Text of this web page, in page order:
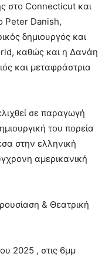
στο Connecticut και
Peter Danish,
δημιουργός και
καθώς και η Δανάη
και μεταφράστρια
σε παραγωγή
του πορεία
στην ελληνική
αμερικανική
& Θεατρική
2025 , στις 6μμ